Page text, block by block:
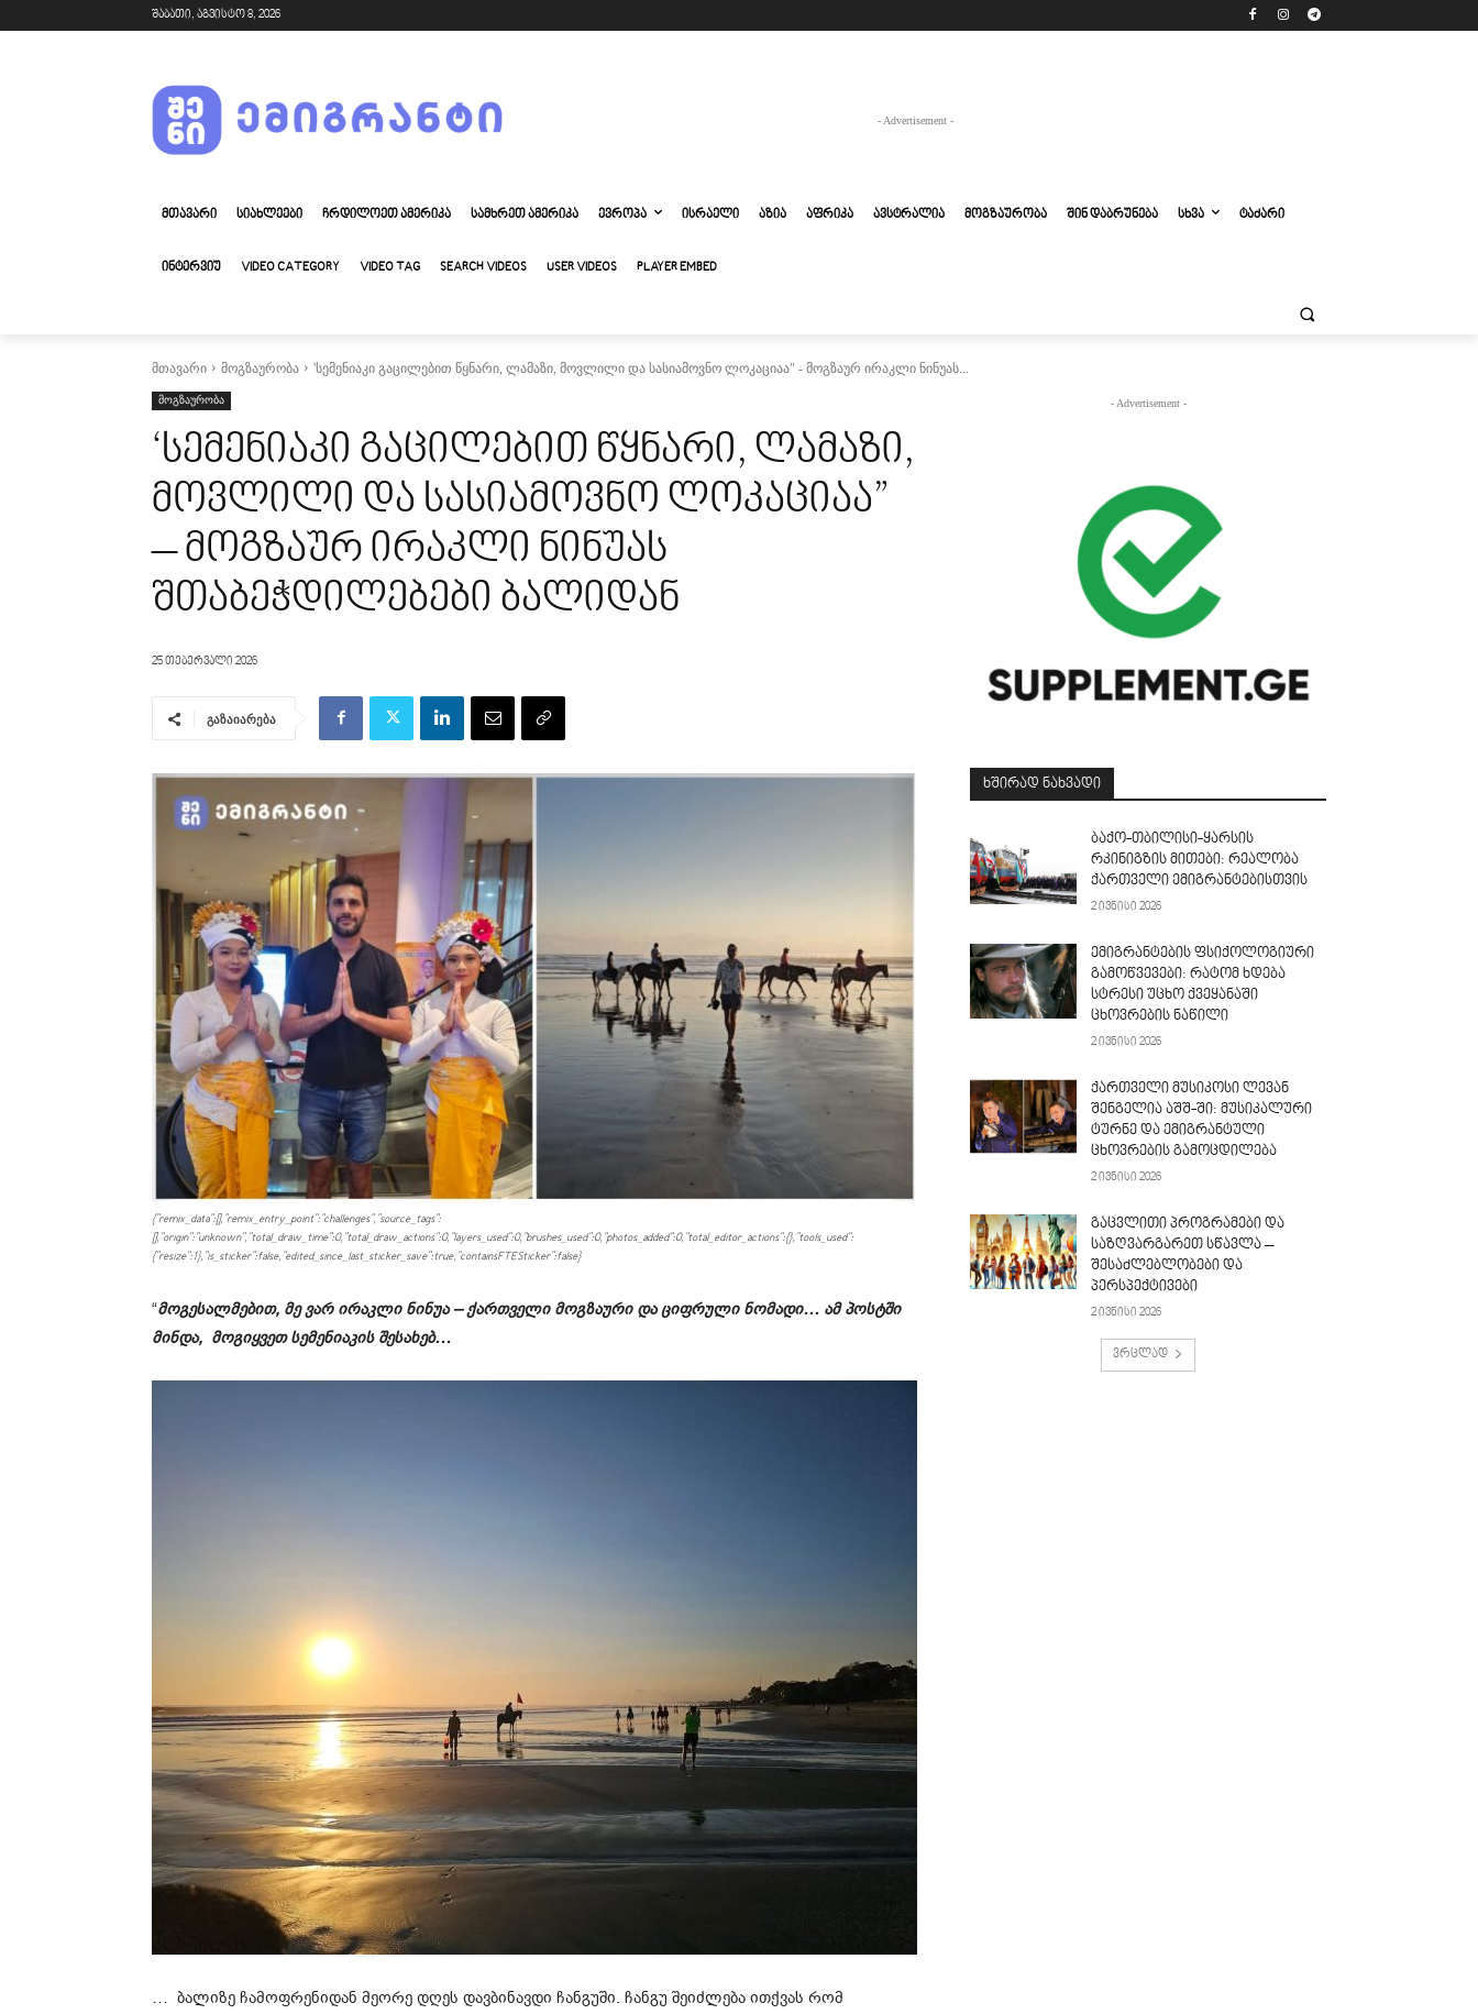
შაბათი, აგვისტო 8, 2026
- Advertisement -
ᲛᲗᲐᲕᲐᲠᲘ ᲡᲘᲐᲮᲚᲔᲔᲑᲘ ᲩᲠᲓᲘᲚᲝᲔᲗ ᲐᲛᲔᲠᲘᲙᲐ ᲡᲐᲛᲮᲠᲔᲗ ᲐᲛᲔᲠᲘᲙᲐ ᲔᲕᲠᲝᲞᲐ ᲘᲡᲠᲐᲔᲚᲘ ᲐᲖᲘᲐ ᲐᲤᲠᲘᲙᲐ ᲐᲕᲡᲢᲠᲐᲚᲘᲐ ᲛᲝᲒᲖᲐᲣᲠᲝᲑᲐ ᲨᲘᲜ ᲓᲐᲑᲠᲣᲜᲔᲑᲐ ᲡᲮᲕᲐ ᲢᲐᲫᲐᲠᲘ
ᲘᲜᲢᲔᲠᲕᲘᲣ VIDEO CATEGORY VIDEO TAG SEARCH VIDEOS USER VIDEOS PLAYER EMBED
მთავარი მოგზაურობა 'სემენიაკი გაცილებით წყნარი, ლამაზი, მოვლილი და სასიამოვნო ლოკაციაა" - მოგზაურ ირაკლი ნინუას...
მოგზაურობა
‘სემენიაკი გაცილებით წყნარი, ლამაზი,
მოვლილი და სასიამოვნო ლოკაციაა”
– მოგზაურ ირაკლი ნინუას
შთაბეჭდილებები ბალიდან
25 თებერვალი 2026
გაზაიარება
{"remix_data":[],"remix_entry_point":"challenges","source_tags":
[],"origin":"unknown","total_draw_time":0,"total_draw_actions":0,"layers_used":0,"brushes_used":0,"photos_added":0,"total_editor_actions":{},"tools_used":
{"resize":1},"is_sticker":false,"edited_since_last_sticker_save":true,"containsFTESticker":false}
“მოგესალმებით, მე ვარ ირაკლი ნინუა – ქართველი მოგზაური და ციფრული ნომადი… ამ პოსტში
მინდა, მოგიყვეთ სემენიაკის შესახებ…
… ბალიზე ჩამოფრენიდან მეორე დღეს დავბინავდი ჩანგუში. ჩანგუ შეიძლება ითქვას რომ
- Advertisement -
ᲮᲨᲘᲠᲐᲓ ᲜᲐᲮᲕᲐᲓᲘ
ბაქო-თბილისი-ყარსის
რკინიგზის მითები: რეალობა
ქართველი ემიგრანტებისთვის
2 ივნისი 2026
ემიგრანტების ფსიქოლოგიური
გამოწვევები: რატომ ხდება
სტრესი უცხო ქვეყანაში
ცხოვრების ნაწილი
2 ივნისი 2026
ქართველი მუსიკოსი ლევან
შენგელია აშშ-ში: მუსიკალური
ტურნე და ემიგრანტული
ცხოვრების გამოცდილება
2 ივნისი 2026
გაცვლითი პროგრამები და
საზღვარგარეთ სწავლა –
შესაძლებლობები და
პერსპექტივები
2 ივნისი 2026
ვრცლად